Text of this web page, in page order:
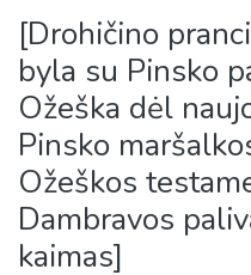
[Drohičino
byla su Pinsko
Ožeška dėl
Pinsko
Ožeškos
Dambravos
kaimas]